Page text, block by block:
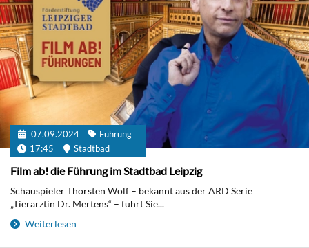
07.09.2024
Führung
17:45
Stadtbad
Film ab! die Führung im Stadtbad Leipzig
Schauspieler Thorsten Wolf – bekannt aus der ARD Serie
„Tierärztin Dr. Mertens“ – führt Sie...
Weiterlesen